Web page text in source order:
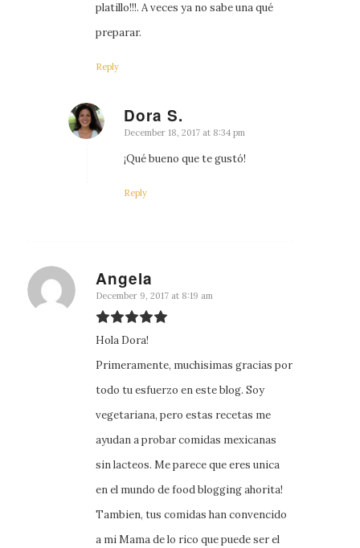
platillo!!!. A veces ya no sabe una qué
preparar.
Reply
Dora S.
says:
December 18, 2017 at 8:34 pm
¡Qué bueno que te gustó!
Reply
Angela
says:
December 9, 2017 at 8:19 am
Hola Dora!
Primeramente, muchisimas gracias por
todo tu esfuerzo en este blog. Soy
vegetariana, pero estas recetas me
ayudan a probar comidas mexicanas
sin lacteos. Me parece que eres unica
en el mundo de food blogging ahorita!
Tambien, tus comidas han convencido
a mi Mama de lo rico que puede ser el